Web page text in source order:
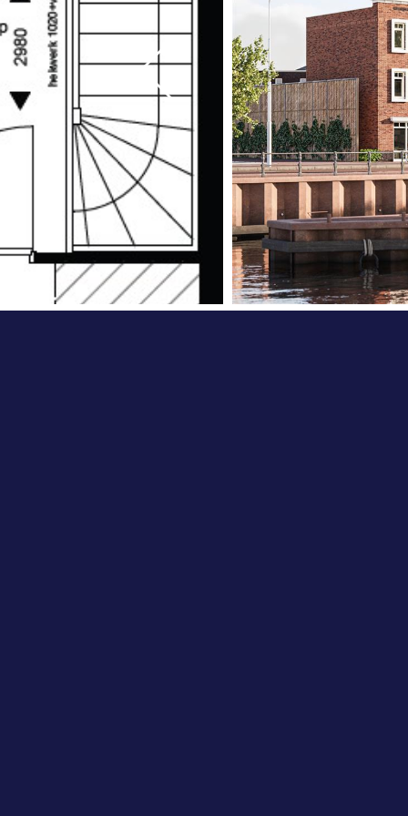
De koopsom is compleet met de
verdieping, binnendeuren zonder
pakket loze leidingen, extra
Via de projectwebsite kun je je interesse
Een brochure is verkrijgbaar bij de